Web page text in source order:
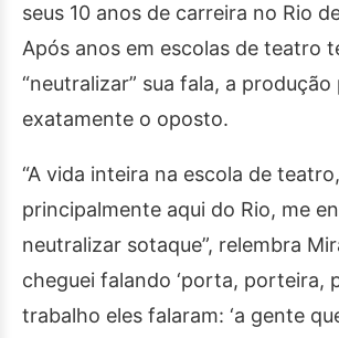
seus 10 anos de carreira no Rio
Após anos em escolas de teatro
“neutralizar” sua fala, a produção
exatamente o oposto.
“A vida inteira na escola de teatro,
principalmente aqui do Rio, me
neutralizar sotaque”, relembra
cheguei falando ‘porta, porteira,
trabalho eles falaram: ‘a gente